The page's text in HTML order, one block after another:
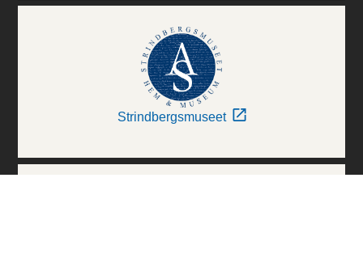
Strindbergsmuseet